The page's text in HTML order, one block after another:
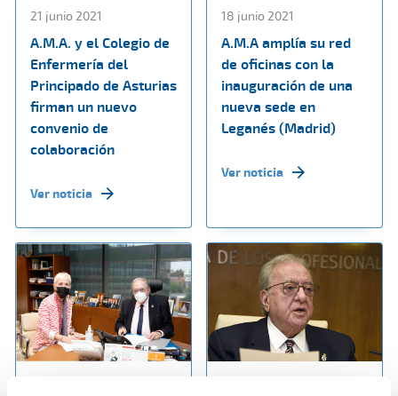
21 junio 2021
A.M.A. y el Colegio de
Enfermería del
Principado de Asturias
firman un nuevo
convenio de
colaboración
Ver noticia
18 junio 2021
A.M.A amplía su red
de oficinas con la
inauguración de una
nueva sede en
Leganés (Madrid)
Ver noticia